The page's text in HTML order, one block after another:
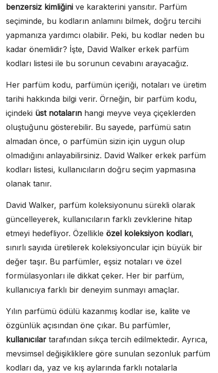
benzersiz kimliğini ve karakterini yansıtır. Parfüm
seçiminde, bu kodların anlamını bilmek, doğru tercihi
yapmanıza yardımcı olabilir. Peki, bu kodlar neden bu
kadar önemlidir? İşte, David Walker erkek parfüm
kodları listesi ile bu sorunun cevabını arayacağız.
Her parfüm kodu, parfümün içeriği, notaları ve üretim
tarihi hakkında bilgi verir. Örneğin, bir parfüm kodu,
içindeki üst notaların hangi meyve veya çiçeklerden
oluştuğunu gösterebilir. Bu sayede, parfümü satın
almadan önce, o parfümün sizin için uygun olup
olmadığını anlayabilirsiniz. David Walker erkek parfüm
kodları listesi, kullanıcıların doğru seçim yapmasına
olanak tanır.
David Walker, parfüm koleksiyonunu sürekli olarak
güncelleyerek, kullanıcıların farklı zevklerine hitap
etmeyi hedefliyor. Özellikle özel koleksiyon kodları,
sınırlı sayıda üretilerek koleksiyoncular için büyük bir
değer taşır. Bu parfümler, eşsiz notaları ve özel
formülasyonları ile dikkat çeker. Her bir parfüm,
kullanıcıya farklı bir deneyim sunmayı amaçlar.
Yılın parfümü ödülü kazanmış kodlar ise, kalite ve
özgünlük açısından öne çıkar. Bu parfümler,
kullanıcılar tarafından sıkça tercih edilmektedir. Ayrıca,
mevsimsel değişikliklere göre sunulan sezonluk parfüm
kodları da, yaz ve kış aylarında farklı notalarla